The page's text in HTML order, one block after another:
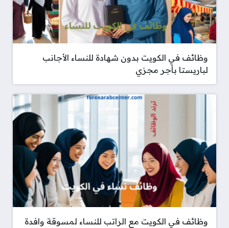
وظائف في الكويت بدون شهادة للنساء الأجانب
لباريستا بأجر مجزي
وظائف في الكويت مع الراتب للنساء لمسوقة وافدة